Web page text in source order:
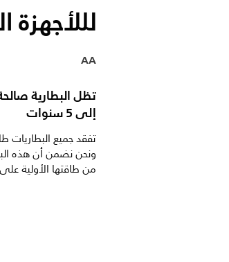
AA
تظل البطارية
إلى 5 سنوات
تفقد جميع البطاريات
من طاقتها الأولية